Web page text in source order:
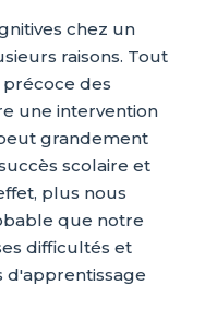
chez un
raisons. Tout
des
une intervention
grandement
scolaire et
plus nous
que notre
difficultés et
d'apprentissage